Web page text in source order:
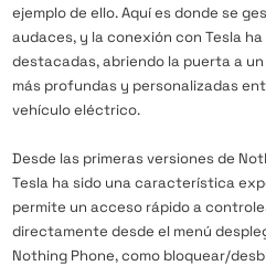
ejemplo de ello. Aquí es donde se
audaces, y la conexión con Tesla ha
destacadas, abriendo la puerta a
más profundas y personalizadas
vehículo eléctrico.
Desde las primeras versiones de
Tesla ha sido una característica
permite un acceso rápido a
directamente desde el menú
Nothing Phone, como bloquear/